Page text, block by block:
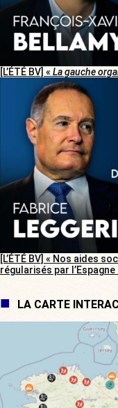
[L’ÉTÉ BV] « La gauche
[L’ÉTÉ BV] « Nos aides
régularisés par l’Espagne
LA CARTE